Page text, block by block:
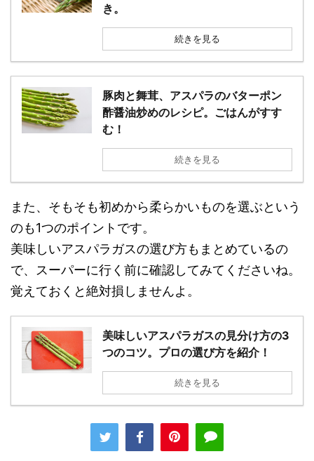
き。
続きを見る
豚肉と舞茸、アスパラのバターポン
酢醤油炒めのレシピ。ごはんがすす
む！
続きを見る
また、そもそも初めから柔らかいものを選ぶという
のも1つのポイントです。
美味しいアスパラガスの選び方もまとめているの
で、スーパーに行く前に確認してみてくださいね。
覚えておくと絶対損しませんよ。
美味しいアスパラガスの見分け方の3
つのコツ。プロの選び方を紹介！
続きを見る